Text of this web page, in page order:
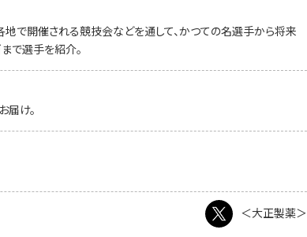
で開催される競技会などを通して、かつての名選手から将来
で選手を紹介。
届け。
＜大正製薬＞